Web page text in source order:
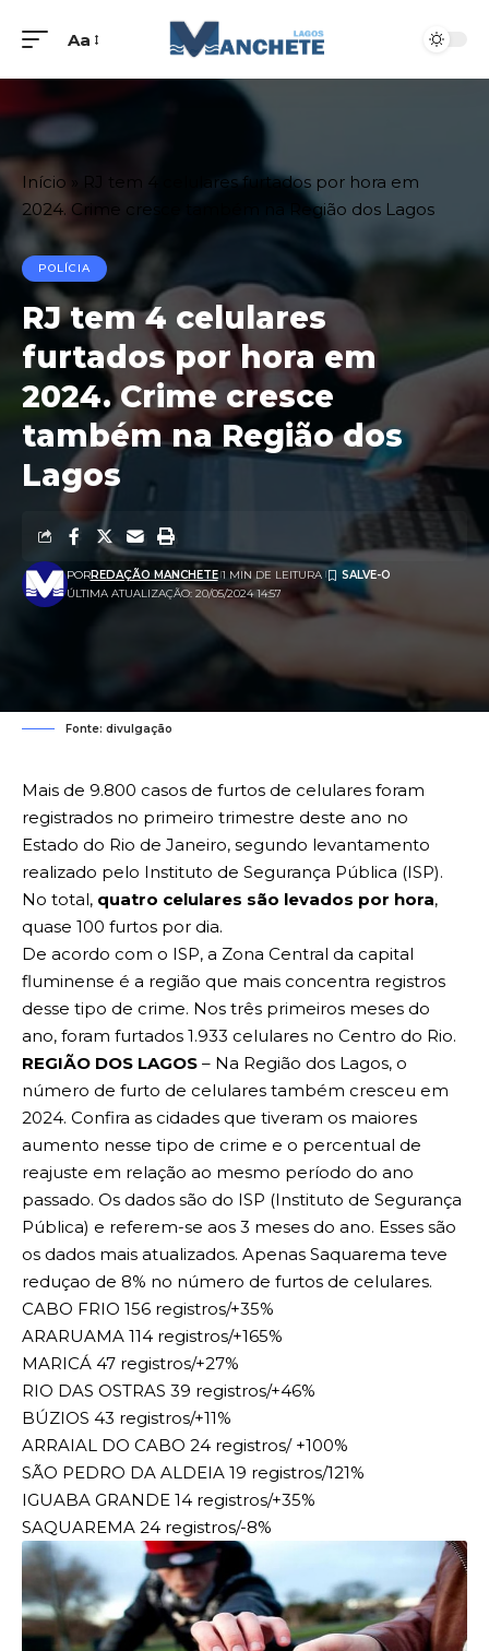
Aa
Início
RJ tem 4 celulares furtados por hora em
2024. Crime cresce também na Região dos Lagos
POLÍCIA
RJ tem 4 celulares
furtados por hora em
2024. Crime cresce
também na Região dos
Lagos
ÚLTIMA ATUALIZAÇÃO: 20/05/2024 14:57
PORREDAÇÃO MANCHETE 1 MIN DE LEITURA
Fonte: divulgação
Mais de 9.800 casos de furtos de celulares foram
registrados no primeiro trimestre deste ano no
Estado do Rio de Janeiro, segundo levantamento
realizado pelo Instituto de Segurança Pública (ISP).
No total, quatro celulares são levados por hora,
quase 100 furtos por dia.
De acordo com o ISP, a Zona Central da capital
fluminense é a região que mais concentra registros
desse tipo de crime. Nos três primeiros meses do
ano, foram furtados 1.933 celulares no Centro do Rio.
REGIÃO DOS LAGOS – Na Região dos Lagos, o
número de furto de celulares também cresceu em
2024. Confira as cidades que tiveram os maiores
aumento nesse tipo de crime e o percentual de
reajuste em relação ao mesmo período do ano
passado. Os dados são do ISP (Instituto de Segurança
Pública) e referem-se aos 3 meses do ano. Esses são
os dados mais atualizados. Apenas Saquarema teve
reduçao de 8% no número de furtos de celulares.
CABO FRIO 156 registros/+35%
ARARUAMA 114 registros/+165%
MARICÁ 47 registros/+27%
RIO DAS OSTRAS 39 registros/+46%
BÚZIOS 43 registros/+11%
ARRAIAL DO CABO 24 registros/ +100%
SÃO PEDRO DA ALDEIA 19 registros/121%
IGUABA GRANDE 14 registros/+35%
SAQUAREMA 24 registros/-8%